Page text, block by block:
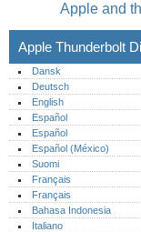
Apple and
Apple Thunderbolt
Dansk
Deutsch
English
Español
Español
Español (México)‎
Suomi
Français
Français
Bahasa Indonesia
Italiano